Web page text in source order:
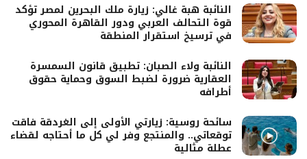
النائبة هبة غالي: زيارة ملك البحرين لمصر تؤكد
قوة التحالف العربي ودور القاهرة المحوري
في ترسيخ استقرار المنطقة
النائبة ولاء الصبان: تطبيق قانون السمسرة
العقارية ضرورة لضبط السوق وحماية حقوق
أطرافه
سائحة روسية: زيارتي الأولى إلى الغردقة فاقت
توقعاتي.. والمنتجع وفر لي كل ما أحتاجه لقضاء
عطلة مثالية